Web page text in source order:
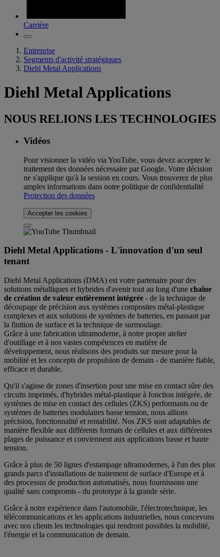
Carrière
Entreprise
Segments d'activité stratégiques
Diehl Metal Applications
Diehl Metal Applications
NOUS RELIONS LES TECHNOLOGIES
Vidéos
Pour visionner la vidéo via YouTube, vous devez accepter le
traitement des données nécessaire par Google. Votre décision
ne s'applique qu'à la session en cours. Vous trouverez de plus
amples informations dans notre politique de confidentialité
Protection des données
Accepter les cookies
Diehl Metal Applications - L'innovation d'un seul
tenant
Diehl Metal Applications (DMA) est votre partenaire pour des
solutions métalliques et hybrides d'avenir tout au long d'une chaîne
de création de valeur entièrement intégrée - de la technique de
découpage de précision aux systèmes composites métal-plastique
complexes et aux solutions de systèmes de batteries, en passant par
la finition de surface et la technique de surmoulage.
Grâce à une fabrication ultramoderne, à notre propre atelier
d'outillage et à nos vastes compétences en matière de
développement, nous réalisons des produits sur mesure pour la
mobilité et les concepts de propulsion de demain - de manière fiable,
efficace et durable.
Qu'il s'agisse de zones d'insertion pour une mise en contact sûre des
circuits imprimés, d'hybrides métal-plastique à fonction intégrée, de
systèmes de mise en contact des cellules (ZKS) performants ou de
systèmes de batteries modulaires basse tension, nous allions
précision, fonctionnalité et rentabilité. Nos ZKS sont adaptables de
manière flexible aux différents formats de cellules et aux différentes
plages de puissance et conviennent aux applications basse et haute
tension.
Grâce à plus de 50 lignes d'estampage ultramodernes, à l'un des plus
grands parcs d'installations de traitement de surface d'Europe et à
des processus de production automatisés, nous fournissons une
qualité sans compromis - du prototype à la grande série.
Grâce à notre expérience dans l'automobile, l'électrotechnique, les
télécommunications et les applications industrielles, nous concevons
avec nos clients les technologies qui rendront possibles la mobilité,
l'énergie et la communication de demain.